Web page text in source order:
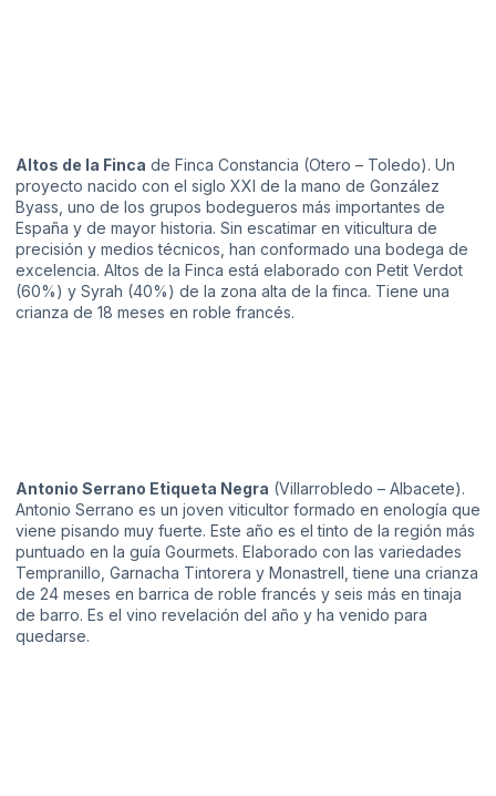
Altos de la Finca de Finca Constancia (Otero – Toledo). Un
proyecto nacido con el siglo XXI de la mano de González
Byass, uno de los grupos bodegueros más importantes de
España y de mayor historia. Sin escatimar en viticultura de
precisión y medios técnicos, han conformado una bodega de
excelencia. Altos de la Finca está elaborado con Petit Verdot
(60%) y Syrah (40%) de la zona alta de la finca. Tiene una
crianza de 18 meses en roble francés.
Antonio Serrano Etiqueta Negra (Villarrobledo – Albacete).
Antonio Serrano es un joven viticultor formado en enología que
viene pisando muy fuerte. Este año es el tinto de la región más
puntuado en la guía Gourmets. Elaborado con las variedades
Tempranillo, Garnacha Tintorera y Monastrell, tiene una crianza
de 24 meses en barrica de roble francés y seis más en tinaja
de barro. Es el vino revelación del año y ha venido para
quedarse.